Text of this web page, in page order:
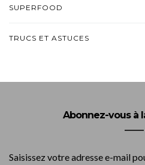
SUPERFOOD
TRUCS ET ASTUCES
Abonnez-vous à
Saisissez votre adresse e-mail